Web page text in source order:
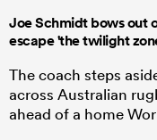
Joe Schmidt bows out
escape 'the twilight
The coach steps
across Australian
ahead of a home